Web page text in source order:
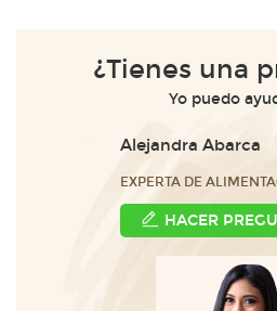
¿Tienes una
Yo puedo
Alejandra Abarca
EXPERTA DE
HACER